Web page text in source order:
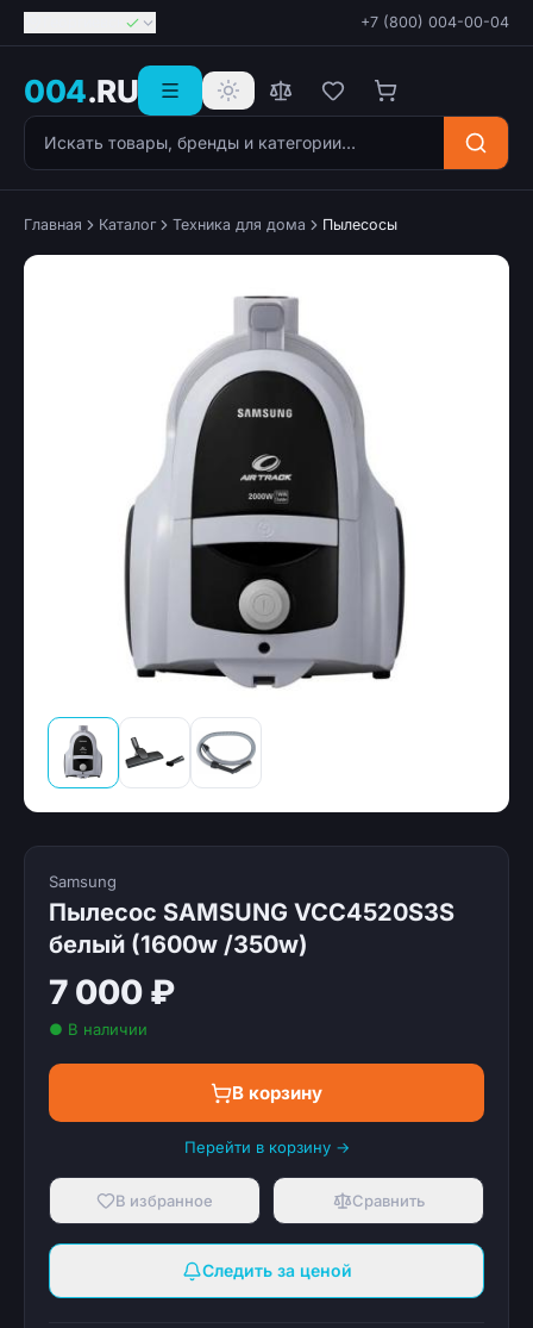
+7 (800) 004-00-04
004.RU
Поиск товаров
Главная Каталог Техника для дома Пылесосы
Samsung
Пылесос SAMSUNG VCC4520S3S
белый (1600w /350w)
7 000 ₽
● В наличии
В корзину
Перейти в корзину →
В избранное Сравнить
Следить за ценой